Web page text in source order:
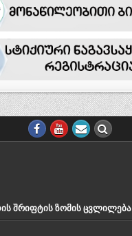
ᲨᲠᲘᲤᲢᲘᲡ ᲖᲝᲛᲘᲡ ᲪᲕᲚᲘᲚᲔᲑᲐ